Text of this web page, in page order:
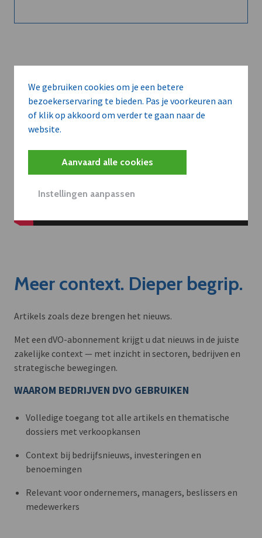
We gebruiken cookies om je een betere
bezoekerservaring te bieden. Pas je voorkeuren aan
of klik op akkoord om verder te gaan naar de
website.
Aanvaard alle cookies
Instellingen aanpassen
Meer context. Dieper begrip.
Artikels zoals deze brengen het nieuws.
Met een dVO-abonnement krijgt u dat nieuws in de juiste
zakelijke context — met inzicht in sectoren, bedrijven en
strategische bewegingen.
WAAROM BEDRIJVEN DVO GEBRUIKEN
Volledige toegang tot alle artikels en thematische
dossiers met verkoopkansen
Context bij bedrijfsnieuws, investeringen en
benoemingen
Relevant voor ondernemers, managers, beslissers en
medewerkers